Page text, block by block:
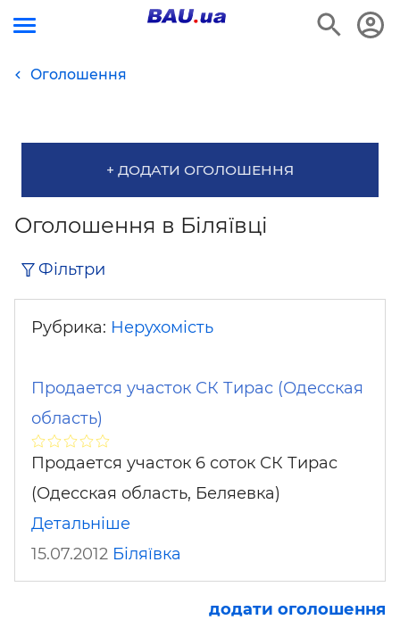
Оголошення
+ ДОДАТИ ОГОЛОШЕННЯ
Оголошення в Біляївці
Фільтри
Рубрика: Нерухомість
Продается участок СК Тирас (Одесская
область)
Продается участок 6 соток СК Тирас
(Одесская область, Беляевка)
Детальніше
15.07.2012 Біляївка
додати оголошення